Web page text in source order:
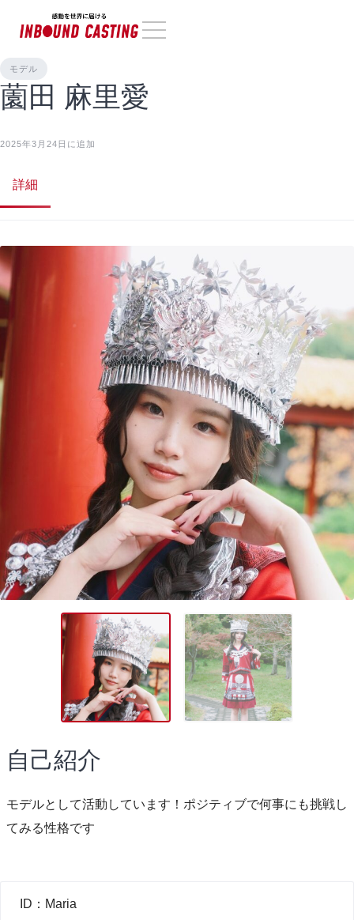
モデル
薗田 麻里愛
2025年3月24日に追加
詳細
自己紹介
モデルとして活動しています！ポジティブで何事にも挑戦し
てみる性格です
ID： Maria